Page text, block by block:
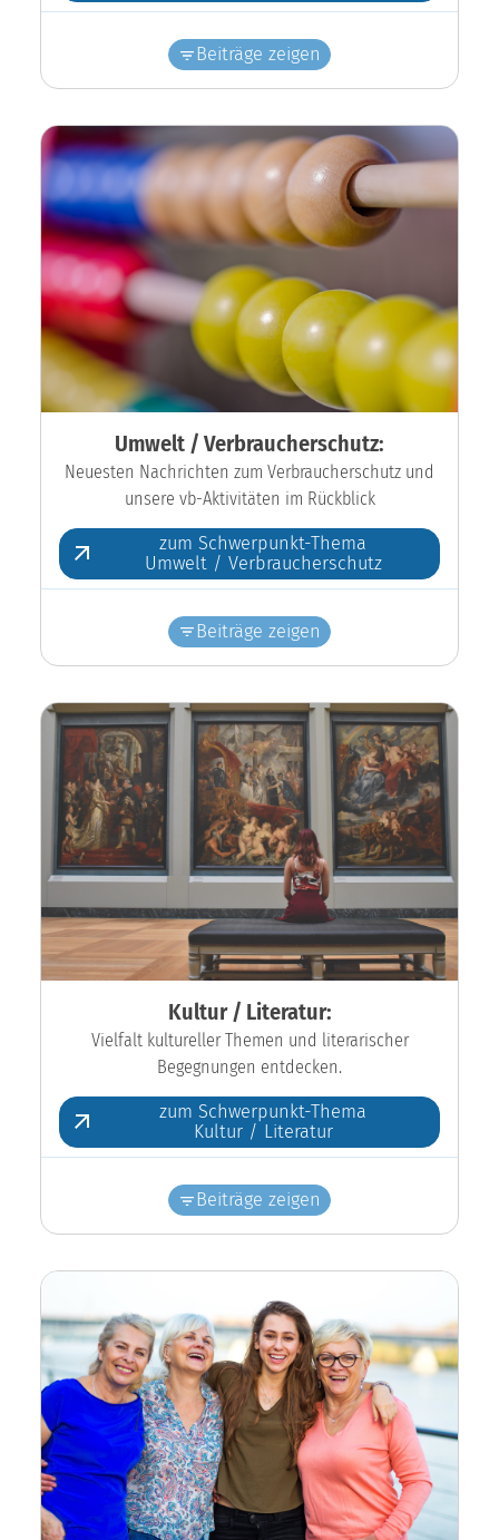
Beiträge zeigen
Umwelt / Verbraucherschutz:
Neuesten Nachrichten zum Verbraucherschutz und
unsere vb-Aktivitäten im Rückblick
zum Schwerpunkt-Thema
Umwelt / Verbraucherschutz
Beiträge zeigen
Kultur / Literatur:
Vielfalt kultureller Themen und literarischer
Begegnungen entdecken.
zum Schwerpunkt-Thema
Kultur / Literatur
Beiträge zeigen